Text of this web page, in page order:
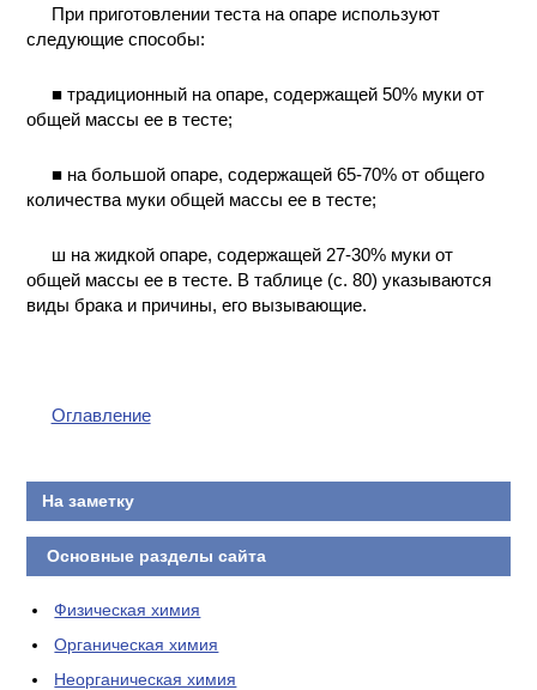
При приготовлении теста на опаре используют
следующие способы:
■ традиционный на опаре, содержащей 50% муки от
общей массы ее в тесте;
■ на большой опаре, содержащей 65-70% от общего
количества муки общей массы ее в тесте;
ш на жидкой опаре, содержащей 27-30% муки от
общей массы ее в тесте. В таблице (с. 80) указываются
виды брака и причины, его вызывающие.
Оглавление
На заметку
Основные разделы сайта
Физическая химия
Органическая химия
Неорганическая химия